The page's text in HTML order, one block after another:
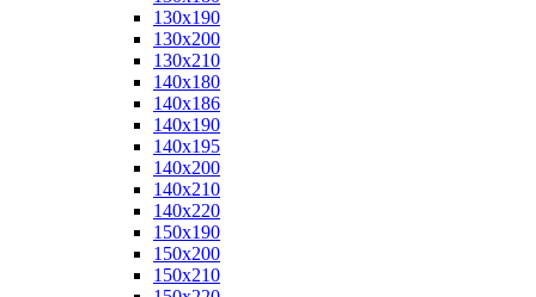
130x190
130x200
130x210
140x180
140x186
140x190
140x195
140x200
140x210
140x220
150x190
150x200
150x210